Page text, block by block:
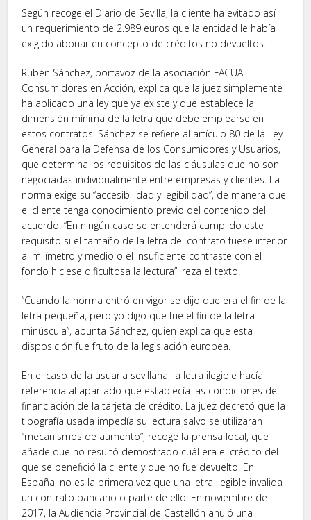
Según recoge el Diario de Sevilla, la cliente ha evitado así
un requerimiento de 2.989 euros que la entidad le había
exigido abonar en concepto de créditos no devueltos.
Rubén Sánchez, portavoz de la asociación FACUA-
Consumidores en Acción, explica que la juez simplemente
ha aplicado una ley que ya existe y que establece la
dimensión mínima de la letra que debe emplearse en
estos contratos. Sánchez se refiere al artículo 80 de la Ley
General para la Defensa de los Consumidores y Usuarios,
que determina los requisitos de las cláusulas que no son
negociadas individualmente entre empresas y clientes. La
norma exige su “accesibilidad y legibilidad”, de manera que
el cliente tenga conocimiento previo del contenido del
acuerdo. “En ningún caso se entenderá cumplido este
requisito si el tamaño de la letra del contrato fuese inferior
al milímetro y medio o el insuficiente contraste con el
fondo hiciese dificultosa la lectura”, reza el texto.
“Cuando la norma entró en vigor se dijo que era el fin de la
letra pequeña, pero yo digo que fue el fin de la letra
minúscula”, apunta Sánchez, quien explica que esta
disposición fue fruto de la legislación europea.
En el caso de la usuaria sevillana, la letra ilegible hacía
referencia al apartado que establecía las condiciones de
financiación de la tarjeta de crédito. La juez decretó que la
tipografía usada impedía su lectura salvo se utilizaran
“mecanismos de aumento”, recoge la prensa local, que
añade que no resultó demostrado cuál era el crédito del
que se benefició la cliente y que no fue devuelto. En
España, no es la primera vez que una letra ilegible invalida
un contrato bancario o parte de ello. En noviembre de
2017, la Audiencia Provincial de Castellón anuló una